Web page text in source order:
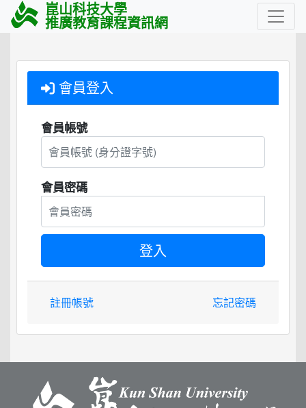
崑山科技大學
推廣教育課程資訊網
會員登入
會員帳號
會員密碼
註冊帳號 忘記密碼